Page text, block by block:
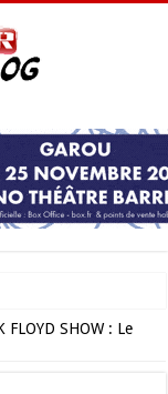
incontournable de
FLOYD SHOW : Le